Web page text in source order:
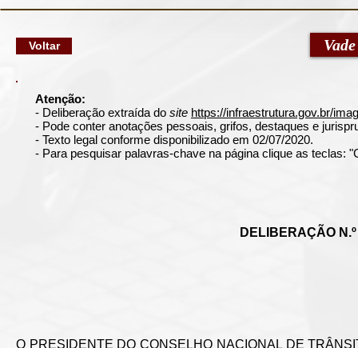
Voltar
Atenção:
- Deliberação extraída do site https://infraestrutura.gov.br/
- Pode conter anotações pessoais, grifos, destaques e
- Texto legal conforme disponibilizado em 02/07/2020.
- Para pesquisar palavras-chave na página clique as teclas:
DELIBERAÇÃO
O PRESIDENTE DO CONSELHO NACIONAL DE